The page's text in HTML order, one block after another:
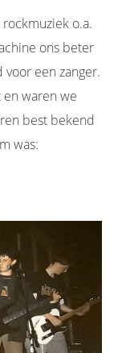
o.a.
ons beter
een zanger.
waren we
best bekend
was: